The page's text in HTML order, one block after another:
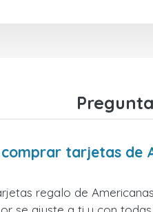
tarjetas de
regalo de